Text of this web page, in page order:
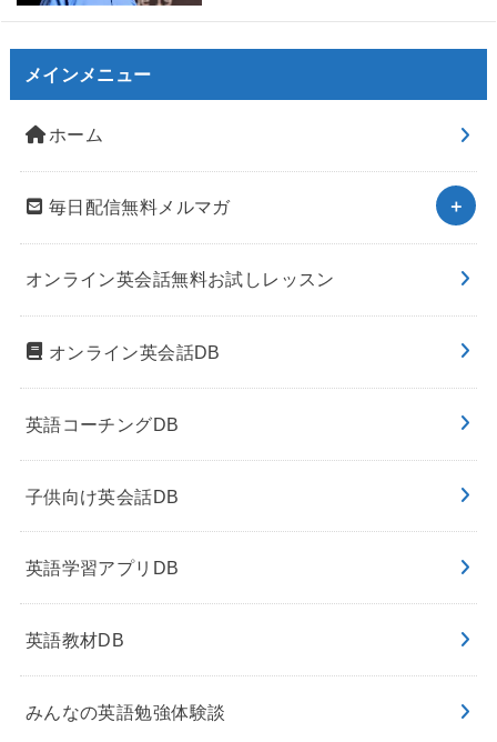
メインメニュー
ホーム
毎日配信無料メルマガ
オンライン英会話無料お試しレッスン
オンライン英会話DB
英語コーチングDB
子供向け英会話DB
英語学習アプリDB
英語教材DB
みんなの英語勉強体験談